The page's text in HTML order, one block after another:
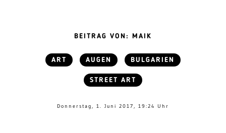
BEITRAG VON: MAIK
ART AUGEN BULGARIEN
STREET ART
Donnerstag, 1. Juni 2017, 19:24 Uhr